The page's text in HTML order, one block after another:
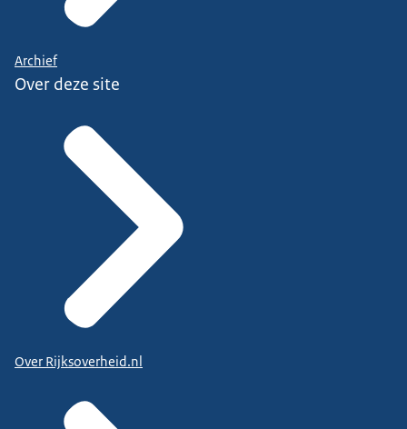
Archief
Over deze site
Over Rijksoverheid.nl